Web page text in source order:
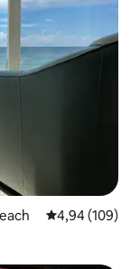
Évaluation
4,94 (109)